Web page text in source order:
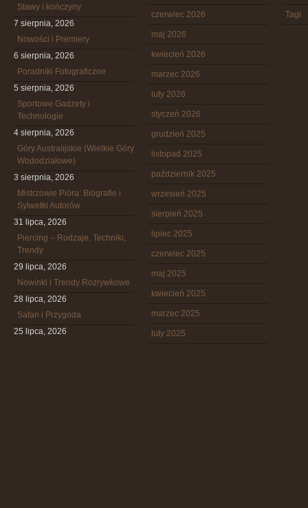
Stawy i kończyny
7 sierpnia, 2026
Nowości i Premiery
6 sierpnia, 2026
Poradniki Fotograficzne
5 sierpnia, 2026
Sportowe Gadżety i
Technologie
4 sierpnia, 2026
Góry Australijskie (Wielkie Góry
Wododziałowe)
3 sierpnia, 2026
Mistrzowie Pióra: Biografie i
Sylwetki Autorów
31 lipca, 2026
Piercing – Rodzaje, Techniki,
Trendy
29 lipca, 2026
Nowinki i Trendy Rozrywkowe
28 lipca, 2026
Safari i Przygoda
25 lipca, 2026
czerwiec 2026
maj 2026
kwiecień 2026
marzec 2026
luty 2026
styczeń 2026
grudzień 2025
listopad 2025
październik 2025
wrzesień 2025
sierpień 2025
lipiec 2025
czerwiec 2025
maj 2025
kwiecień 2025
marzec 2025
luty 2025
Tagi